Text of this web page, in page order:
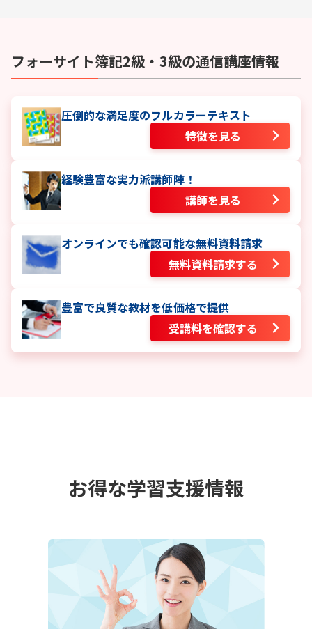
フォーサイト簿記2級・3級の通信講座情報
圧倒的な満足度のフルカラーテキスト
特徴を見る
経験豊富な実力派講師陣！
講師を見る
オンラインでも確認可能な無料資料請求
無料資料請求する
豊富で良質な教材を低価格で提供
受講料を確認する
お得な学習支援情報